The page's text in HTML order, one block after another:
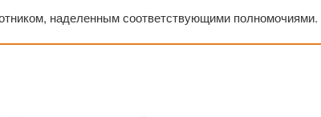
наделенным соответствующими полномочиями.